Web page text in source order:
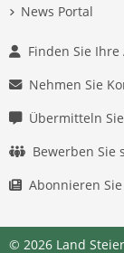
News Portal
Finden Sie
Nehmen Sie
Übermitteln
Bewerben Sie
Abonnieren
© 2026 Land